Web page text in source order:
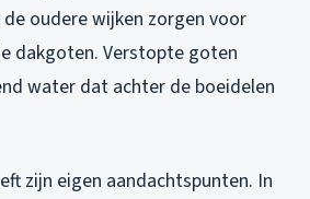
de oudere wijken zorgen voor
dakgoten. Verstopte goten
water dat achter de boeidelen
zijn eigen aandachtspunten. In